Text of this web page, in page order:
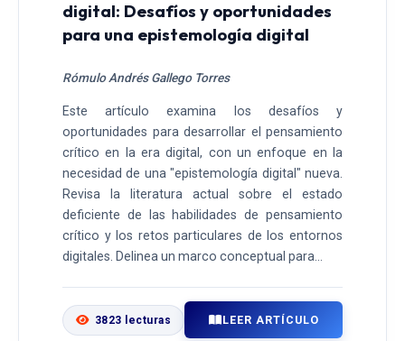
digital: Desafíos y oportunidades
para una epistemología digital
Rómulo Andrés Gallego Torres
Este artículo examina los desafíos y
oportunidades para desarrollar el pensamiento
crítico en la era digital, con un enfoque en la
necesidad de una "epistemología digital" nueva.
Revisa la literatura actual sobre el estado
deficiente de las habilidades de pensamiento
crítico y los retos particulares de los entornos
digitales. Delinea un marco conceptual para...
3823 lecturas LEER ARTÍCULO